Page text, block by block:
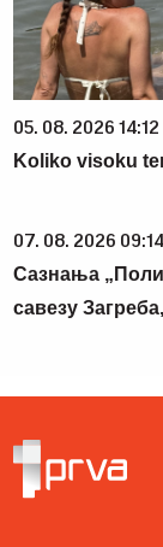
05. 08. 2026 14:12
Koliko visoku
07. 08. 2026 09:14
Сазнања
савезу